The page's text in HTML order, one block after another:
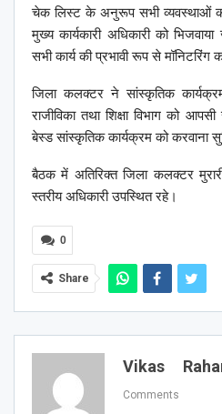
चेक लिस्ट के अनुरूप सभी व्यवस्थाओं
मुख्य कार्यकारी अधिकारी को
सभी कार्य की प्रभावी रूप से मॉनिटरिंग
जिला कलक्टर ने सांस्कृतिक
राजीविका तथा शिक्षा विभाग को
बेस्ड सांस्कृतिक कार्यक्रम को करवाना
बैठक में अतिरिक्त जिला कलक्टर
स्तरीय अधिकारी उपस्थित रहे।
0
Share
Vikas
Comments